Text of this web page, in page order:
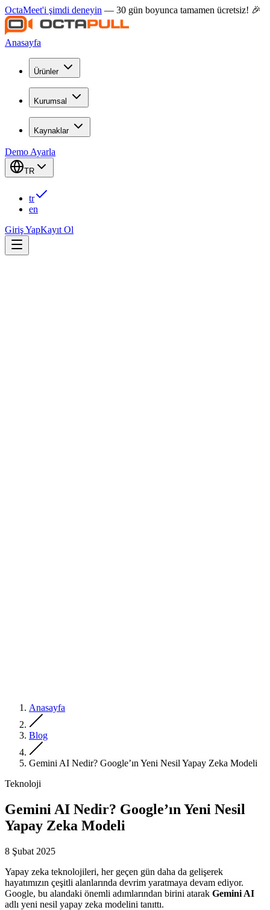
OctaMeet'i şimdi deneyin — 30 gün boyunca tamamen ücretsiz! 🎉
Anasayfa
Ürünler
Kurumsal
Kaynaklar
Demo Ayarla
TR
tr
en
Giriş YapKayıt Ol
Anasayfa
Blog
Gemini AI Nedir? Google’ın Yeni Nesil Yapay Zeka Modeli
Teknoloji
Gemini AI Nedir? Google’ın Yeni Nesil
Yapay Zeka Modeli
8 Şubat 2025
Yapay zeka teknolojileri, her geçen gün daha da gelişerek
hayatımızın çeşitli alanlarında devrim yaratmaya devam ediyor.
Google, bu alandaki önemli adımlarından birini atarak Gemini AI
adlı yeni nesil yapay zeka modelini tanıttı.